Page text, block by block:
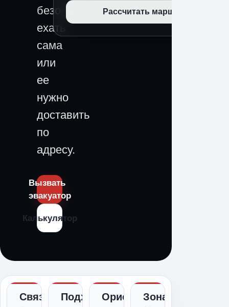
безопасно
ехать
сама
или
ее
нужно
доставить
по
адресу.
Вызвать
эвакуатор
Калькулятор
Рассчитать маршрут
Связь ПодходитОриентирЗона